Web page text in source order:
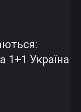
1+1 Україна